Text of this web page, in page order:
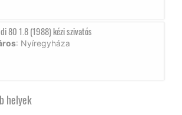
80 1.8 (1988) kézi szivatós
: Nyíregyháza
helyek